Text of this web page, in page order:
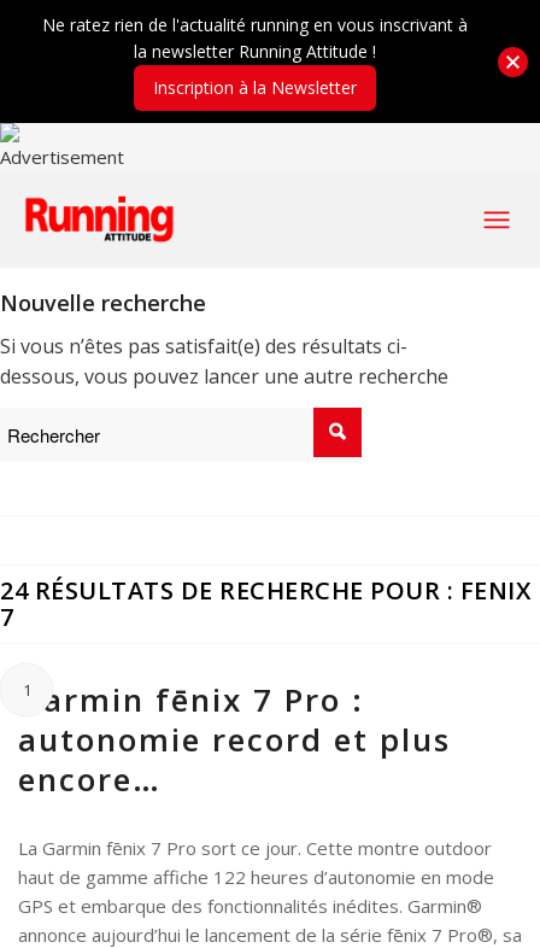
Nouvelle recherche
Si vous n’êtes pas satisfait(e) des résultats ci-
dessous, vous pouvez lancer une autre recherche
24 RÉSULTATS DE RECHERCHE POUR : FENIX
7
1Garmin fēnix 7 Pro :
autonomie record et plus
encore…
La Garmin fēnix 7 Pro sort ce jour. Cette montre outdoor
haut de gamme affiche 122 heures d’autonomie en mode
GPS et embarque des fonctionnalités inédites. Garmin®
annonce aujourd’hui le lancement de la série fēnix 7 Pro®, sa
Ne ratez rien de l'actualité running en vous inscrivant à
la newsletter Running Attitude !
Inscription à la Newsletter